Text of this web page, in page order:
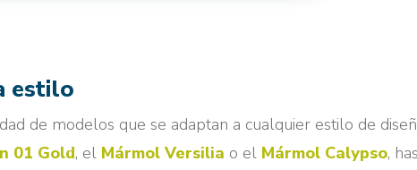
estilo
de modelos que se adaptan a cualquier estilo de
01 Gold, el Mármol Versilia o el Mármol Calypso,